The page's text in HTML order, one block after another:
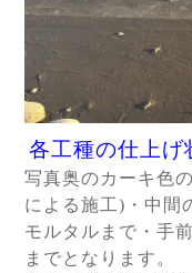
各工種の仕上げ
写真奥のカーキ色
による施工)・中間
モルタルまで・手
までとなります。